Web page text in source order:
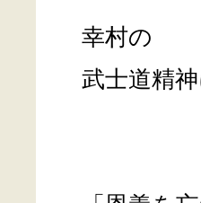
幸村の
武士道精